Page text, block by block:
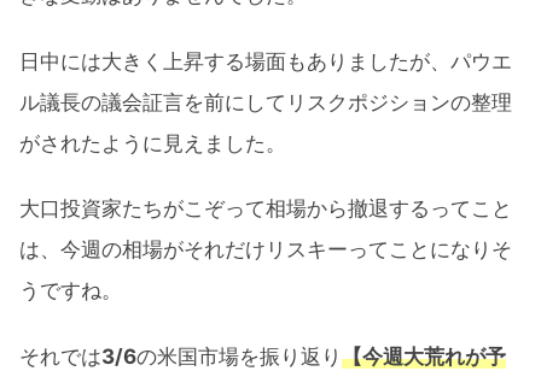
日中には大きく上昇する場面もありましたが、パウエ
ル議長の議会証言を前にしてリスクポジションの整理
がされたように見えました。
大口投資家たちがこぞって相場から撤退するってこと
は、今週の相場がそれだけリスキーってことになりそ
うですね。
それでは3/6の米国市場を振り返り 【今週大荒れが予